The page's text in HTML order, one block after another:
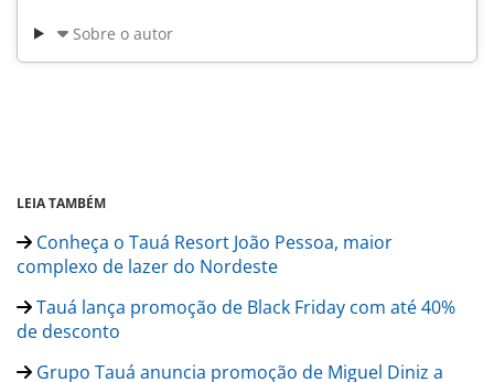
Sobre o autor
LEIA TAMBÉM
Conheça o Tauá Resort João Pessoa, maior
complexo de lazer do Nordeste
Tauá lança promoção de Black Friday com até 40%
de desconto
Grupo Tauá anuncia promoção de Miguel Diniz a